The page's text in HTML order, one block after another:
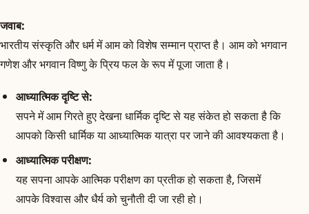
जवाब:
भारतीय संस्कृति और धर्म में आम को विशेष सम्मान प्राप्त है। आम को भगवान
गणेश और भगवान विष्णु के प्रिय फल के रूप में पूजा जाता है।
आध्यात्मिक दृष्टि से:
सपने में आम गिरते हुए देखना धार्मिक दृष्टि से यह संकेत हो सकता है कि
आपको किसी धार्मिक या आध्यात्मिक यात्रा पर जाने की आवश्यकता है।
आध्यात्मिक परीक्षण:
यह सपना आपके आत्मिक परीक्षण का प्रतीक हो सकता है, जिसमें
आपके विश्वास और धैर्य को चुनौती दी जा रही हो।